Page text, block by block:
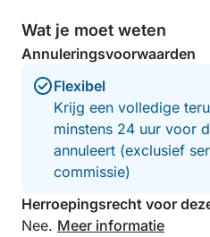
Wat je moet weten
Annuleringsvoorwaarden
Flexibel
Krijg een volledige
minstens 24 uur voor
annuleert (exclusief
commissie)
Herroepingsrecht voor
Nee. Meer informatie